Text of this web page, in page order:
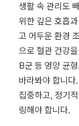
생활 속 관리도
위한 깊은 호흡
고 어두운 환경
으로 혈관 건강
B군 등 영양 균
바라봐야 합니
집중하고, 정기
링해야 합니다.